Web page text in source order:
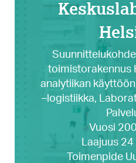
toimistorakennus
analytiikan
–logistiikka,
Vuosi
Laajuus
Toimenpide